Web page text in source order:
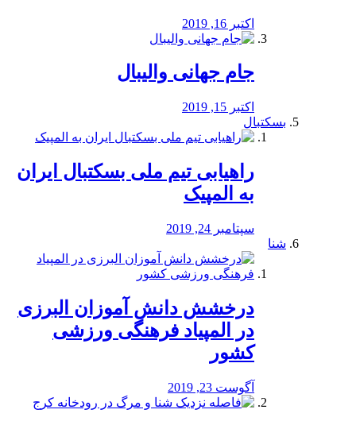
اکتبر 16, 2019
جام جهانی والیبال
اکتبر 15, 2019
بسکتبال
راهیابی تیم ملی بسکتبال ایران
به المپیک
سپتامبر 24, 2019
شنا
درخشش دانش آموزان البرزی
در المپیاد فرهنگی ورزشی
کشور
آگوست 23, 2019